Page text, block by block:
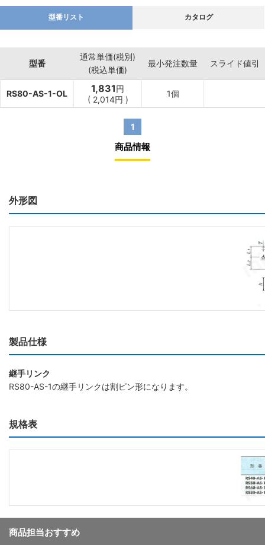
型番リスト カタログ
型番
通常単価(税別)
(税込単価)
最小発注数量 スライド値引
RS80-AS-1-OL 1,831円
( 2,014円 )
1個
1
商品情報
外形図
製品仕様
継手リンク
RS80-AS-1の継手リンクは割ピン形になります。
規格表
商品担当おすすめ